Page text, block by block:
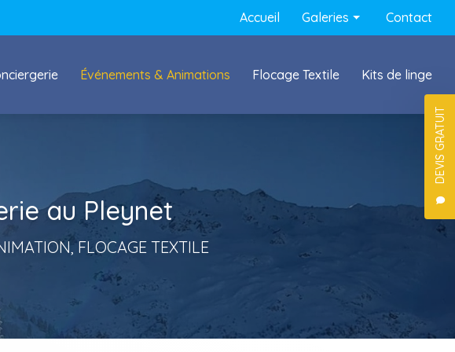
Navigation secondaire
Accueil Galeries
Événements & Animations
Contact
DEVIS GRATUIT
Événements & Animations Flocage Textile Kits de linge
au Pleynet
FLOCAGE TEXTILE